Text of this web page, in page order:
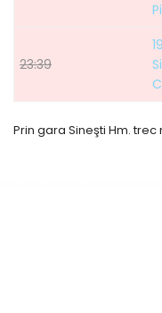
23:39
Prin gara Sineşti Hm.